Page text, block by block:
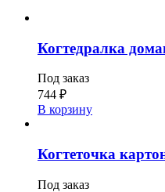
Когтедралка
Под заказ
744 ₽
В корзину
Когтеточка
Под заказ